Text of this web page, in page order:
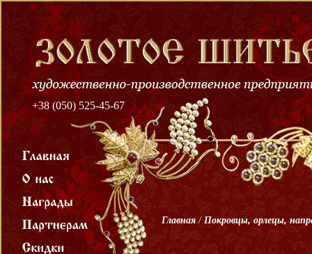
+38 (050) 525-45-67
Главная / Покровцы, орлецы,